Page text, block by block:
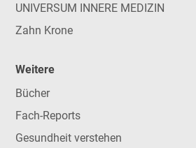
UNIVERSUM INNERE MEDIZIN
Zahn Krone
Weitere
Bücher
Fach-Reports
Gesundheit verstehen